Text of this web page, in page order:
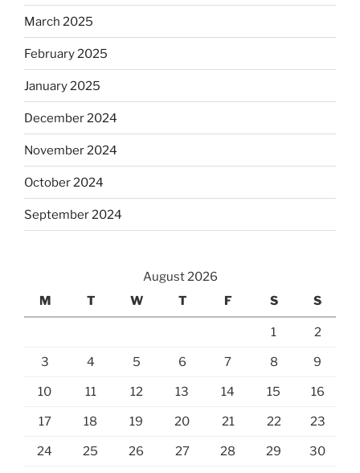
March 2025
February 2025
January 2025
December 2024
November 2024
October 2024
September 2024
August 2026
M
T W T F S S
1 2
3 4 5 6 7 8 9
10 11 12 13 14 15 16
17 18 19 20 21 22 23
24 25 26 27 28 29 30